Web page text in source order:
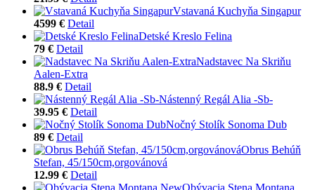
Vstavaná Kuchyňa Singapur
4599 € Detail
Detské Kreslo Felina
79 € Detail
Nadstavec Na Skriňu
Aalen-Extra
88.9 € Detail
Nástenný Regál Alia -Sb-
39.95 € Detail
Nočný Stolík Sonoma Dub
89 € Detail
Obrus Behúň
Stefan, 45/150cm,orgovánová
12.99 € Detail
Obývacia Stena Montana